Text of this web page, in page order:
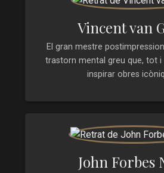
Vincent van
El gran mestre
trastorn mental greu que, tot i
inspirar obres
John Forbes